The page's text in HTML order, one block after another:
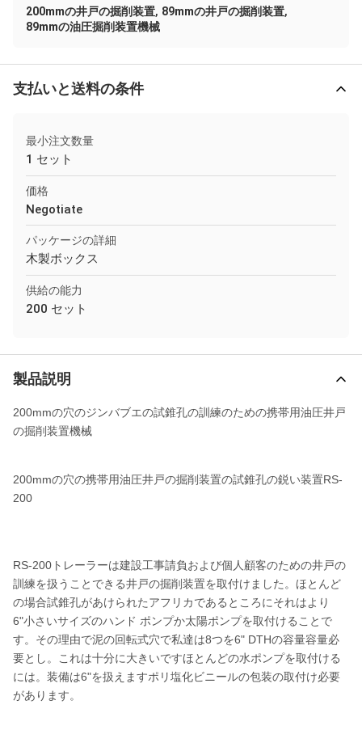
200mmの井戸の掘削装置, 89mmの井戸の掘削装置,
89mmの油圧掘削装置機械
支払いと送料の条件
最小注文数量
1 セット
価格
Negotiate
パッケージの詳細
木製ボックス
供給の能力
200 セット
製品説明
200mmの穴のジンバブエの試錐孔の訓練のための携帯用油圧井戸
の掘削装置機械
200mmの穴の携帯用油圧井戸の掘削装置の試錐孔の鋭い装置RS-
200
RS-200トレーラーは建設工事請負および個人顧客のための井戸の
訓練を扱うことできる井戸の掘削装置を取付けました。ほとんど
の場合試錐孔があけられたアフリカであるところにそれはより
6"小さいサイズのハンド ポンプか太陽ポンプを取付けることで
す。その理由で泥の回転式穴で私達は8つを6" DTHの容量容量必
要とし。これは十分に大きいですほとんどの水ポンプを取付ける
には。装備は6"を扱えますポリ塩化ビニールの包装の取付け必要
があります。